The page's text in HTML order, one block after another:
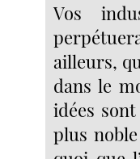
Vos
ailleurs,
dans le
idées
plus